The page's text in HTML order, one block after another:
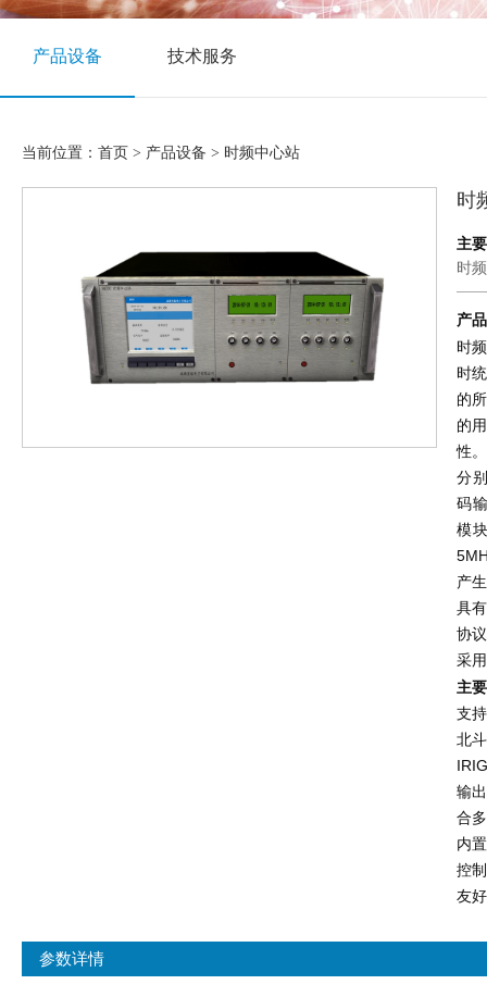
产品设备 技术服务
当前位置： 首页 > 产品设备 > 时频中心站
时
主
时
产
时
时
的
的
性
分
码
模
产
具
协
采
主
支
北
输
合
内
控
友
参数详情